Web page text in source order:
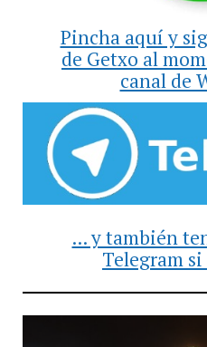
Pincha aquí y
de Getxo al
canal de
... y también
Telegram